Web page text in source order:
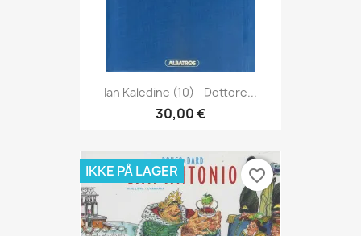
Ian Kaledine (10) - Dottore...
30,00 €
IKKE PÅ LAGER favorite_border